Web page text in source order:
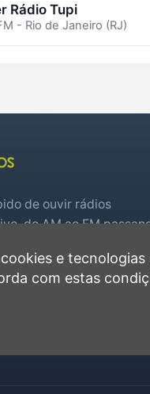
Rádio Tupi
- Rio de Janeiro (RJ)
de ouvir rádios
do AM ao FM
e
com estas